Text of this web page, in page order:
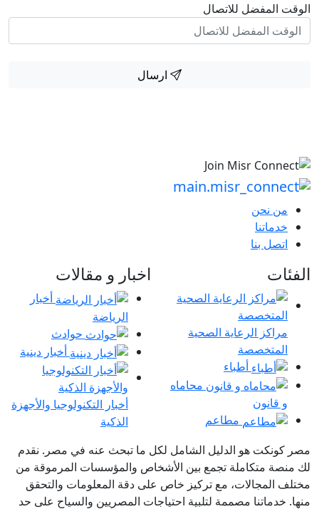
الوقت المفضل للاتصال
ارسال
من نحن
خدماتنا
اتصل بنا
الفئات
مراكز الرعاية الصحية
المتخصصة
أطباء
محاماه
و قانون
مطاعم
اخبار و مقالات
أخبار
الرياضة
حوادث
أخبار دينية
أخبار التكنولوجيا والأجهزة
الذكية
مصر كونكت هو الدليل الشامل لكل ما تبحث عنه في مصر. نقدم
لك منصة متكاملة تجمع بين الأشخاص والمؤسسات المرموقة من
مختلف المجالات، مع تركيز خاص على دقة المعلومات والتحقق
منها. خدماتنا مصممة لتلبية احتياجات المصريين والسياح على حد